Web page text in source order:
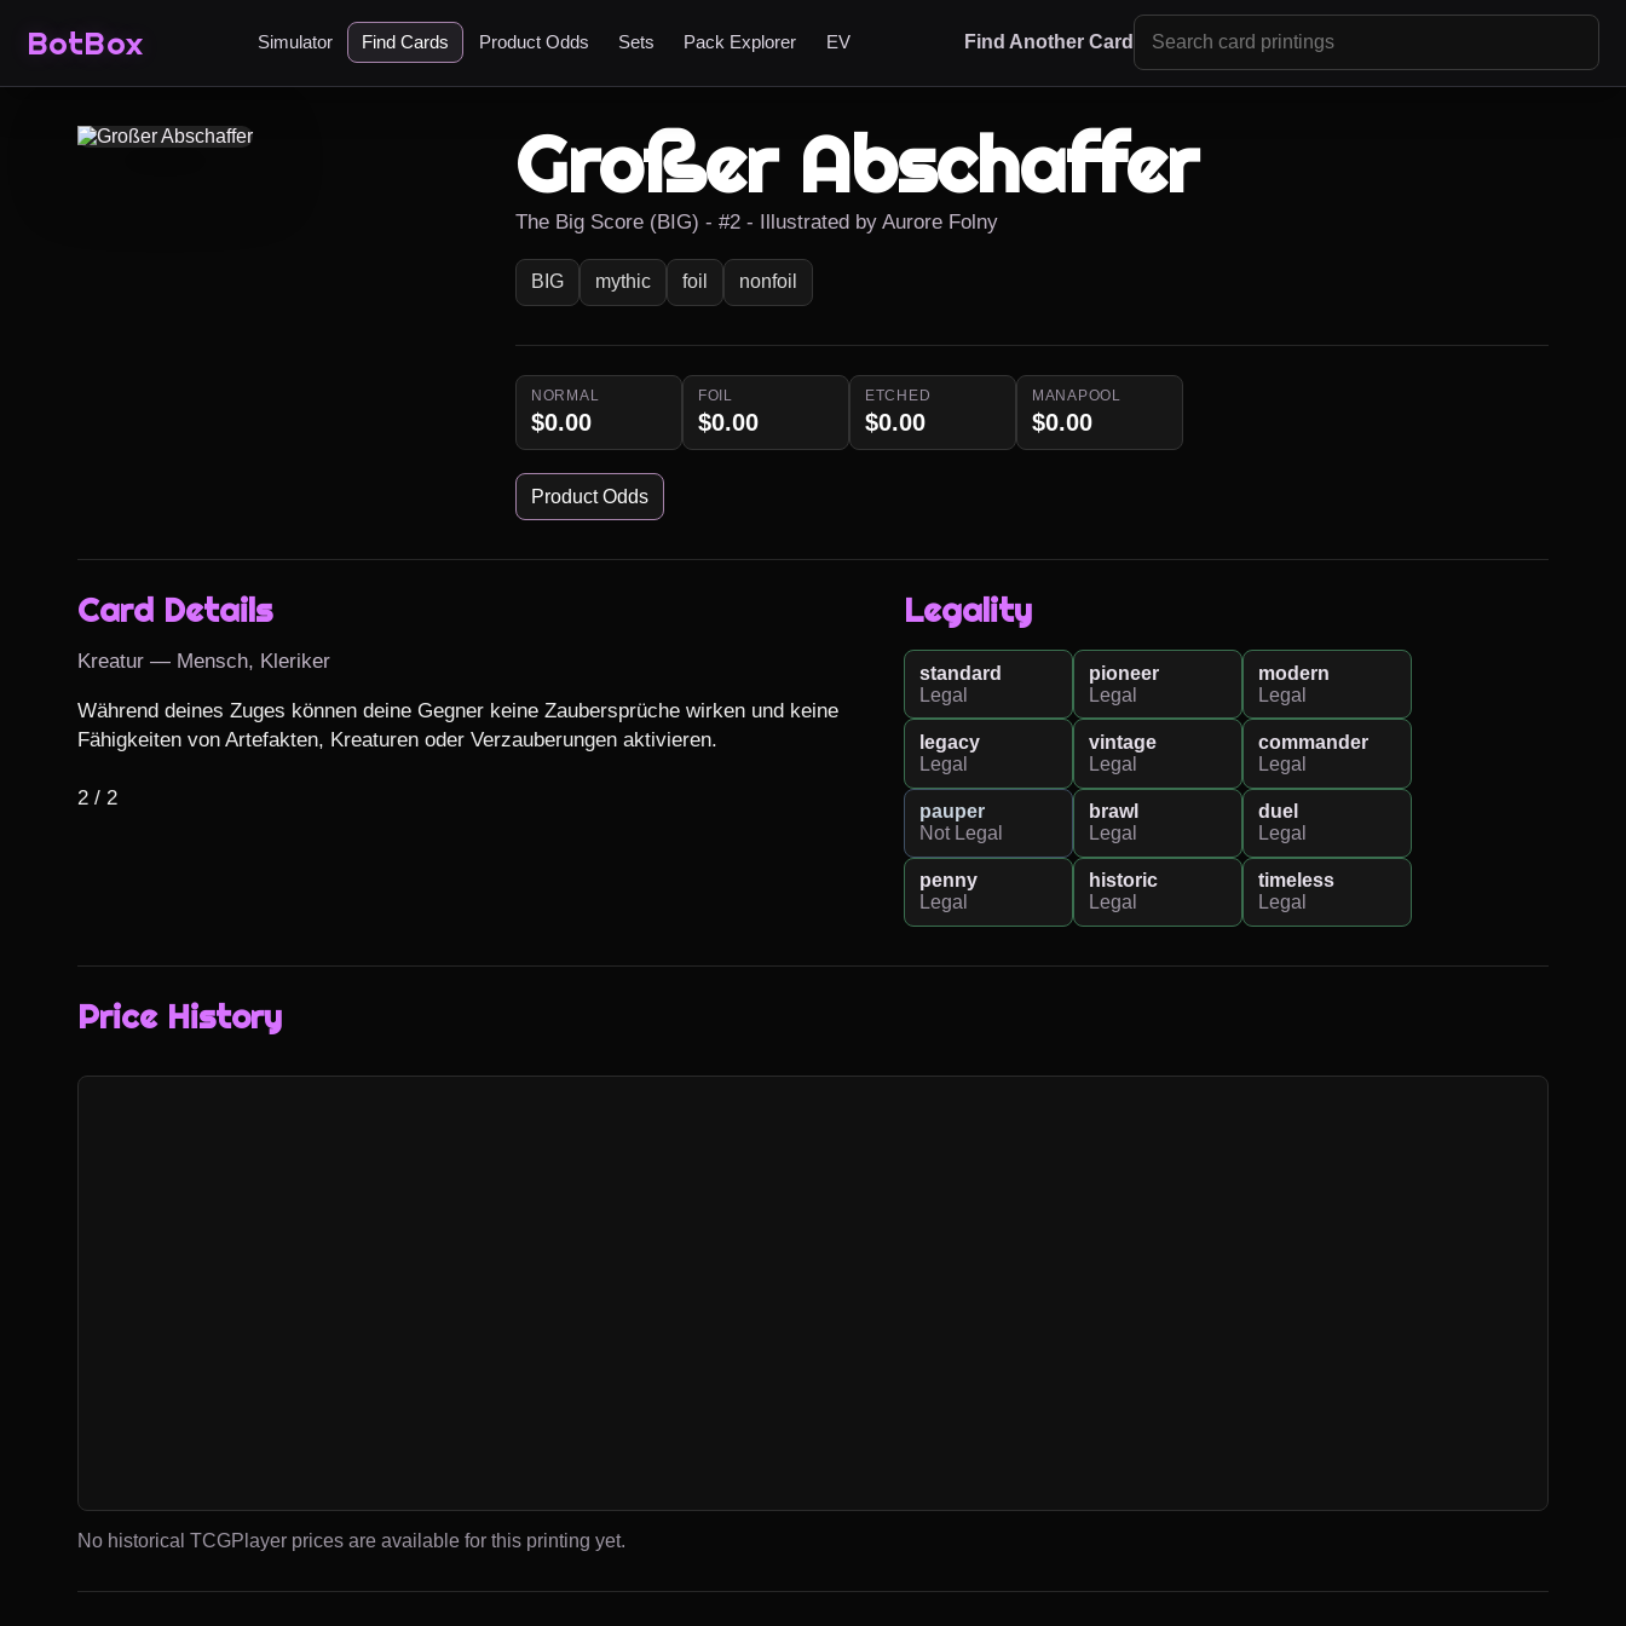
BotBox Simulator Find Cards Product Odds Sets Pack Explorer EV Find Another Card
Großer Abschaffer
The Big Score (BIG) - #2 - Illustrated by Aurore Folny
BIG mythic foil nonfoil
NORMAL
$0.00
FOIL
$0.00
ETCHED
$0.00
MANAPOOL
$0.00
Product Odds
Card Details
Kreatur — Mensch, Kleriker
Während deines Zuges können deine Gegner keine Zaubersprüche wirken und keine
Fähigkeiten von Artefakten, Kreaturen oder Verzauberungen aktivieren.
2 / 2
Legality
standard
Legal
pioneer
Legal
modern
Legal
legacy
Legal
vintage
Legal
commander
Legal
pauper
Not Legal
brawl
Legal
duel
Legal
penny
Legal
historic
Legal
timeless
Legal
Price History
No historical TCGPlayer prices are available for this printing yet.